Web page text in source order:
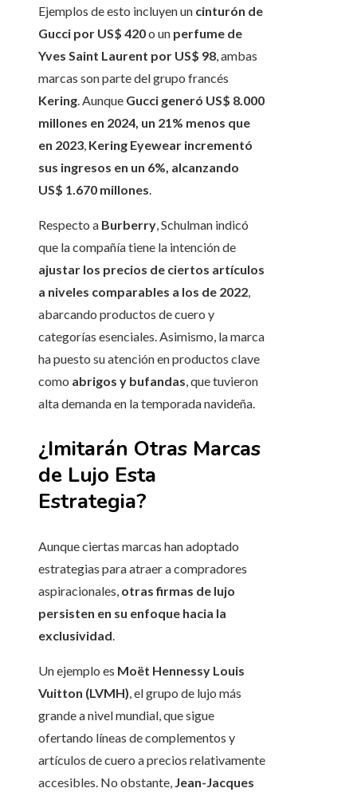
Ejemplos de esto incluyen un cinturón de
Gucci por US$ 420o un perfume de
Yves Saint Laurent por US$ 98, ambas
marcas son parte del grupo francés
Kering. Aunque Gucci generó US$ 8.000
millones en 2024, un 21% menos que
en 2023, Kering Eyewear incrementó
sus ingresos en un 6%, alcanzando
US$ 1.670 millones.
Respecto a Burberry, Schulman indicó
que la compañía tiene la intención de
ajustar los precios de ciertos artículos
a niveles comparables a los de 2022,
abarcando productos de cuero y
categorías esenciales. Asimismo, la marca
ha puesto su atención en productos clave
como abrigos y bufandas, que tuvieron
alta demanda en la temporada navideña.
¿Imitarán Otras Marcas
de Lujo Esta
Estrategia?
Aunque ciertas marcas han adoptado
estrategias para atraer a compradores
aspiracionales, otras firmas de lujo
persisten en su enfoque hacia la
exclusividad.
Un ejemplo es Moët Hennessy Louis
Vuitton (LVMH), el grupo de lujo más
grande a nivel mundial, que sigue
ofertando líneas de complementos y
artículos de cuero a precios relativamente
accesibles. No obstante, Jean-Jacques